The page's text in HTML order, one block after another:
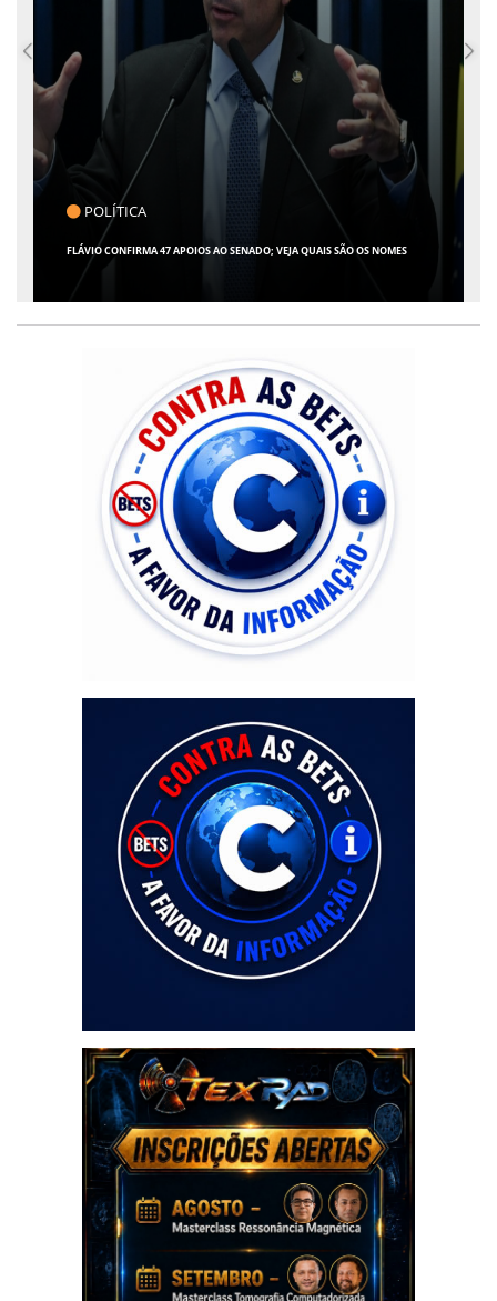
CLICK INDICA
GIRO POR SERGIPE, BRASIL E MUNDO - 07 DE AGOSTO DE 2026